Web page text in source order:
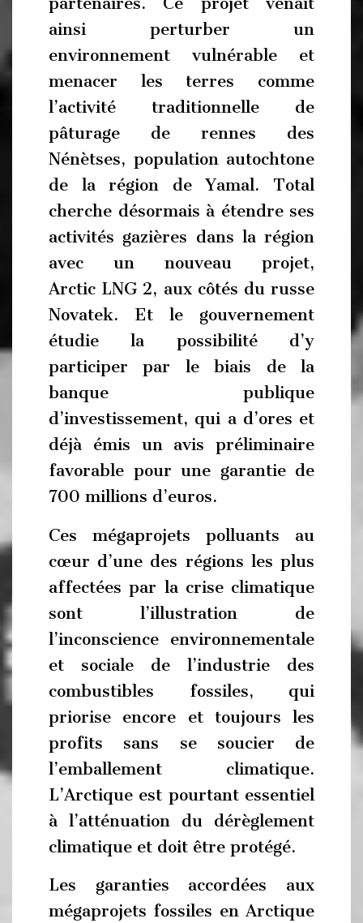
ainsi perturber un
environnement vulnérable et
menacer les terres comme
l’activité traditionnelle de
pâturage de rennes des
Nénètses, population autochtone
de la région de Yamal. Total
cherche désormais à étendre ses
activités gazières dans la région
avec un nouveau projet,
Arctic LNG 2, aux côtés du russe
Novatek. Et le gouvernement
étudie la possibilité d’y
participer par le biais de la
banque publique
d’investissement, qui a d’ores et
déjà émis un avis préliminaire
favorable pour une garantie de
700 millions d’euros.
Ces mégaprojets polluants au
cœur d’une des régions les plus
affectées par la crise climatique
sont l’illustration de
l’inconscience environnementale
et sociale de l’industrie des
combustibles fossiles, qui
priorise encore et toujours les
profits sans se soucier de
l’emballement climatique.
L’Arctique est pourtant essentiel
à l’atténuation du dérèglement
climatique et doit être protégé.
Les garanties accordées aux
mégaprojets fossiles en Arctique